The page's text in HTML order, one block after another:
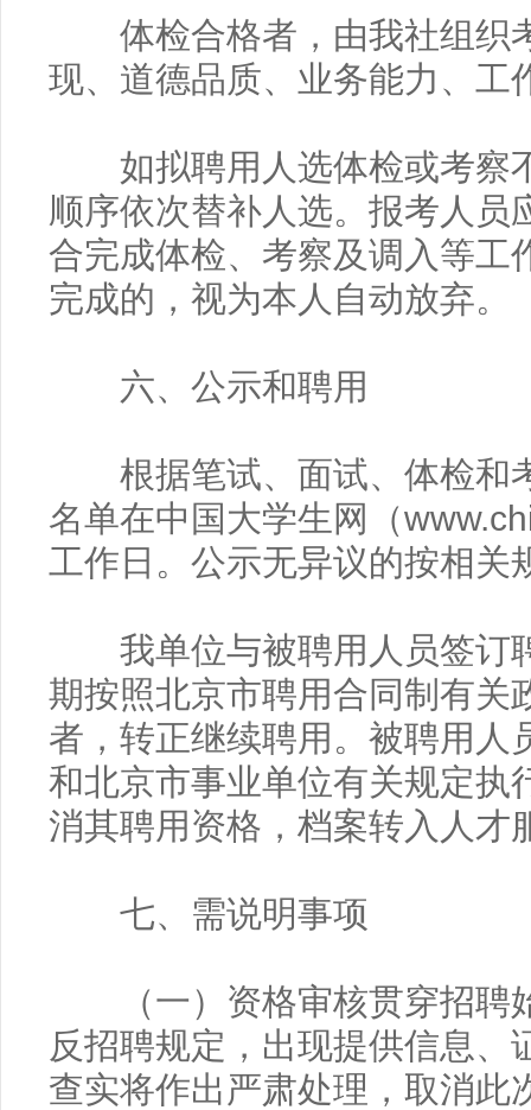
体检合格者，由我社组织
现、道德品质、业务能力、工
如拟聘用人选体检或考察
顺序依次替补人选。报考人员
合完成体检、考察及调入等工
完成的，视为本人自动放弃。
六、公示和聘用
根据笔试、面试、体检和
名单在中国大学生网（
工作日。公示无异议的按相关
我单位与被聘用人员签订
期按照北京市聘用合同制有关
者，转正继续聘用。被聘用人
和北京市事业单位有关规定执
消其聘用资格，档案转入人才
七、需说明事项
（一）资格审核贯穿招聘
反招聘规定，出现提供信息
查实将作出严肃处理，取消此